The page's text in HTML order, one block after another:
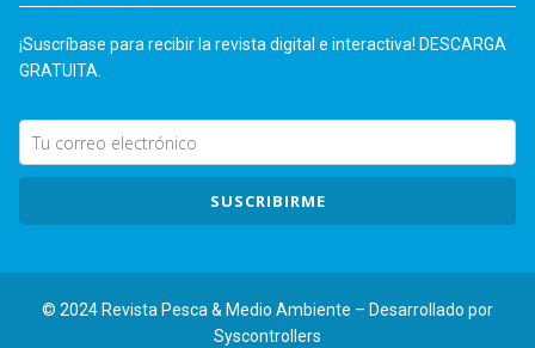
¡Suscríbase para recibir la revista digital e interactiva! DESCARGA
GRATUITA.
SUSCRIBIRME
© 2024 Revista Pesca & Medio Ambiente – Desarrollado por
Syscontrollers